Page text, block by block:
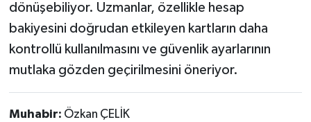
dönüşebiliyor. Uzmanlar, özellikle hesap
bakiyesini doğrudan etkileyen kartların daha
kontrollü kullanılmasını ve güvenlik ayarlarının
mutlaka gözden geçirilmesini öneriyor.
Muhabir: Özkan ÇELİK